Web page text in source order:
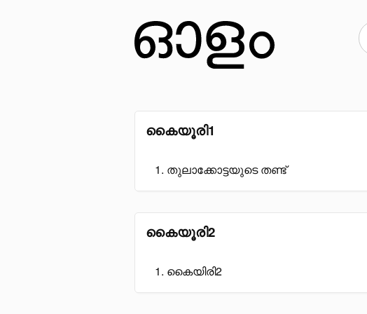
കൈയൂരി1
തുലാക്കോട്ടയുടെ തണ്ട്
കൈയൂരി2
കൈയിരി2